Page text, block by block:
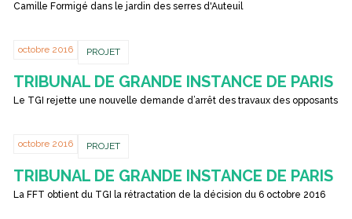
Camille Formigé dans le jardin des serres d'Auteuil
octobre 2016 PROJET
TRIBUNAL DE GRANDE INSTANCE DE PARIS
Le TGI rejette une nouvelle demande d’arrêt des travaux des opposants
octobre 2016 PROJET
TRIBUNAL DE GRANDE INSTANCE DE PARIS
La FFT obtient du TGI la rétractation de la décision du 6 octobre 2016